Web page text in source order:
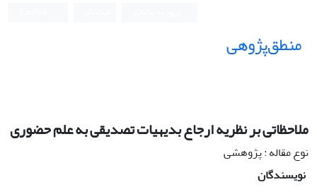
منطق‌پژوهی
ملاحظاتی بر نظریه ارجاع بدیهیات تصدیقی به علم حضوری
نوع مقاله : پژوهشی
نویسندگان